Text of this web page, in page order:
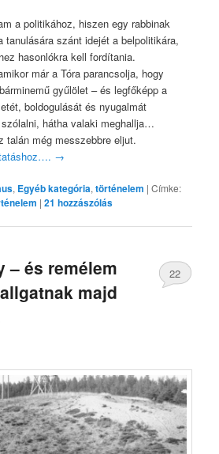
a politikához, hiszen egy rabbinak
tanulására szánt idejét a belpolitikára,
hasonlókra kell fordítania.
már a Tóra parancsolja, hogy
gyűlölet – és legfőképp a
boldogulását és nyugalmát
hátha valaki meghallja…
talán még messzebbre eljut.
→
, Egyéb kategória,történelem |Címke:
|21 hozzászólás
– és remélem
majd
22